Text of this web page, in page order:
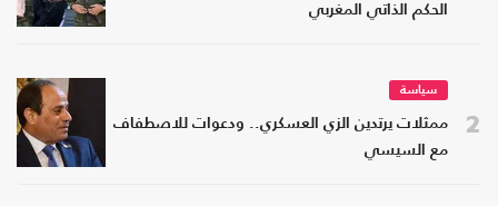
الحكم الذاتي المغربي
2
سياسة
ممثلات يرتدين الزي العسكري.. ودعوات للاصطفاف
مع السيسي